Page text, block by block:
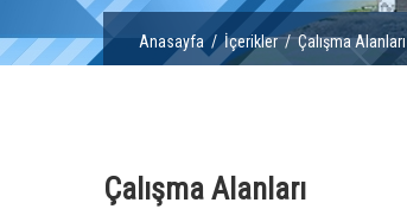
Anasayfa /İçerikler/ Çalışma Alanları
Çalışma Alanları